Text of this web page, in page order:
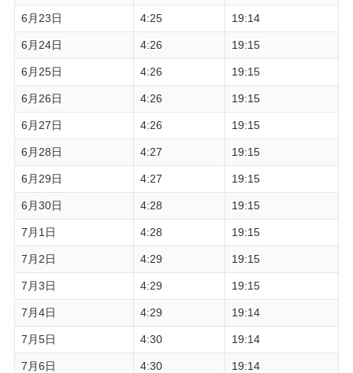
6月23日 4:25 19:14
6月24日 4:26 19:15
6月25日 4:26 19:15
6月26日 4:26 19:15
6月27日 4:26 19:15
6月28日 4:27 19:15
6月29日 4:27 19:15
6月30日 4:28 19:15
7月1日 4:28 19:15
7月2日 4:29 19:15
7月3日 4:29 19:15
7月4日 4:29 19:14
7月5日 4:30 19:14
7月6日 4:30 19:14